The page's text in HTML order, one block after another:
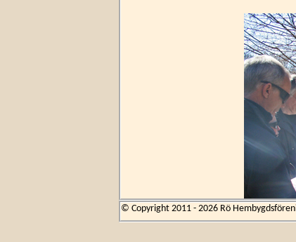
© Copyright 2011 - 2026 Rö